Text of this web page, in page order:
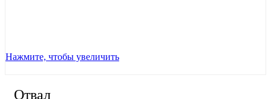
Нажмите, чтобы увеличить
Отвал